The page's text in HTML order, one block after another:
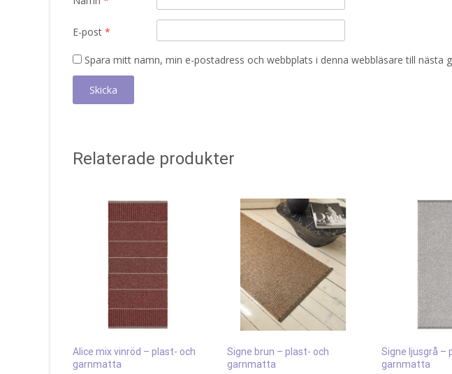
E-post *
Spara mitt namn, min e-postadress och webbplats i denna webbläsare till nästa
Relaterade produkter
Alice mix vinröd – plast- och
garnmatta
Signe brun – plast- och
garnmatta
Signe ljusgrå –
garnmatta